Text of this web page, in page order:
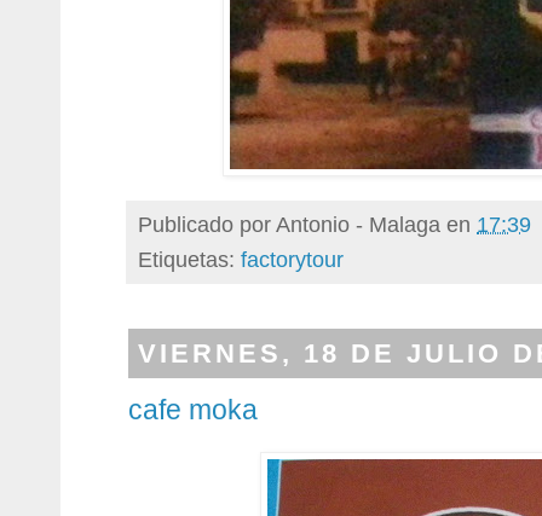
Publicado porAntonio - Malaga en 17:39
Etiquetas: factorytour
VIERNES, 18 DE JULIO
cafe moka